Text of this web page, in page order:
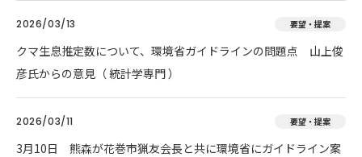
2026/03/13 要望・提案
クマ生息推定数について、環境省ガイドラインの問題点 山上俊
彦氏からの意見（ 統計学専門 ）
2026/03/11 要望・提案
3月10日 熊森が花巻市猟友会長と共に環境省にガイドライン案